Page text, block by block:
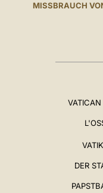
MISSBRAUCH
DER